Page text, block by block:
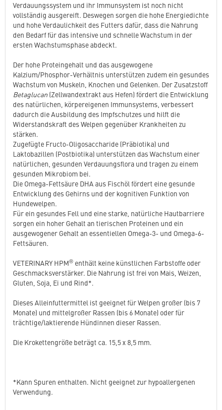
Verdauungssystem und ihr Immunsystem ist noch nicht
vollständig ausgereift. Deswegen sorgen die hohe Energiedichte
und hohe Verdaulichkeit des Futters dafür, dass die Nahrung
den Bedarf für das intensive und schnelle Wachstum in der
ersten Wachstumsphase abdeckt.
Der hohe Proteingehalt und das ausgewogene
Kalzium/Phosphor-Verhältnis unterstützen zudem ein gesundes
Wachstum von Muskeln, Knochen und Gelenken. Der Zusatzstoff
Betaglucan (Zellwandextrakt aus Hefen) fördert die Entwicklung
des natürlichen, körpereigenen Immunsystems, verbessert
dadurch die Ausbildung des Impfschutzes und hilft die
Widerstandskraft des Welpen gegenüber Krankheiten zu
stärken.
Zugefügte Fructo-Oligosaccharide (Präbiotika) und
Laktobazillen (Postbiotika) unterstützen das Wachstum einer
natürlichen, gesunden Verdauungsflora und tragen zu einem
gesunden Mikrobiom bei.
Die Omega-Fettsäure DHA aus Fischöl fördert eine gesunde
Entwicklung des Gehirns und der kognitiven Funktion von
Hundewelpen.
Für ein gesundes Fell und eine starke, natürliche Hautbarriere
sorgen ein hoher Gehalt an tierischen Proteinen und ein
ausgewogener Gehalt an essentiellen Omega-3- und Omega-6-
Fettsäuren.
VETERINARY HPM® enthält keine künstlichen Farbstoffe oder
Geschmacksverstärker. Die Nahrung ist frei von Mais, Weizen,
Gluten, Soja, Ei und Rind*.
Dieses Alleinfuttermittel ist geeignet für Welpen großer (bis 7
Monate) und mittelgroßer Rassen (bis 6 Monate) oder für
trächtige/laktierende Hündinnen dieser Rassen.
Die Krokettengröße beträgt ca. 15,5 x 8,5 mm.
*Kann Spuren enthalten. Nicht geeignet zur hypoallergenen
Verwendung.